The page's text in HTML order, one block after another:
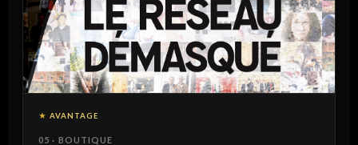
AVANTAGE
05 · BOUTIQUE